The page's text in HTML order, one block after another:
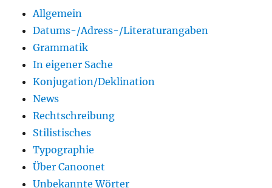
Allgemein
Datums-/Adress-/Literaturangaben
Grammatik
In eigener Sache
Konjugation/Deklination
News
Rechtschreibung
Stilistisches
Typographie
Über Canoonet
Unbekannte Wörter